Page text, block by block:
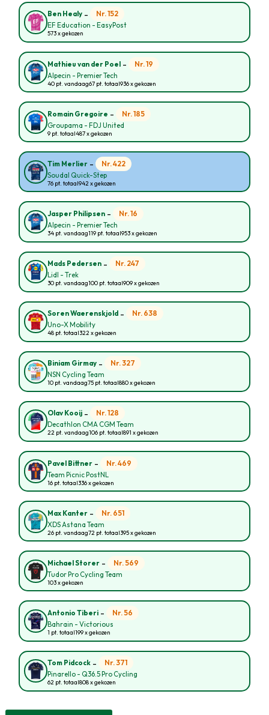
Ben Healy - Nr. 152
EF Education - EasyPost
573 x gekozen
Mathieu van der Poel - Nr. 19
Alpecin - Premier Tech
40 pt. vandaag67 pt. totaal936 x gekozen
Romain Gregoire - Nr. 185
Groupama - FDJ United
9 pt. totaal487 x gekozen
Tim Merlier - Nr. 422
Soudal Quick-Step
76 pt. totaal942 x gekozen
Jasper Philipsen - Nr. 16
Alpecin - Premier Tech
34 pt. vandaag119 pt. totaal953 x gekozen
Mads Pedersen - Nr. 247
Lidl - Trek
30 pt. vandaag100 pt. totaal909 x gekozen
Soren Waerenskjold - Nr. 638
Uno-X Mobility
48 pt. totaal322 x gekozen
Biniam Girmay - Nr. 327
NSN Cycling Team
10 pt. vandaag75 pt. totaal880 x gekozen
Olav Kooij - Nr. 128
Decathlon CMA CGM Team
22 pt. vandaag106 pt. totaal891 x gekozen
Pavel Bittner - Nr. 469
Team Picnic PostNL
16 pt. totaal336 x gekozen
Max Kanter - Nr. 651
XDS Astana Team
26 pt. vandaag72 pt. totaal395 x gekozen
Michael Storer - Nr. 569
Tudor Pro Cycling Team
103 x gekozen
Antonio Tiberi - Nr. 56
Bahrain - Victorious
1 pt. totaal199 x gekozen
Tom Pidcock - Nr. 371
Pinarello - Q36.5 Pro Cycling
62 pt. totaal808 x gekozen